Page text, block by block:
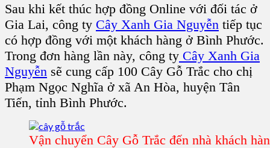
Sau khi kết thúc hợp đồng Online với đối tác ở
Gia Lai, công ty Cây Xanh Gia Nguyễn tiếp tục
có hợp đồng với một khách hàng ở Bình Phước.
Trong đơn hàng lần này, công ty Cây Xanh Gia
Nguyễn sẽ cung cấp 100 Cây Gỗ Trắc cho chị
Phạm Ngọc Nghĩa ở xã An Hòa, huyện Tân
Tiến, tỉnh Bình Phước.
Vận chuyển Cây Gỗ Trắc đến nhà khách